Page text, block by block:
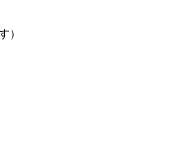
）